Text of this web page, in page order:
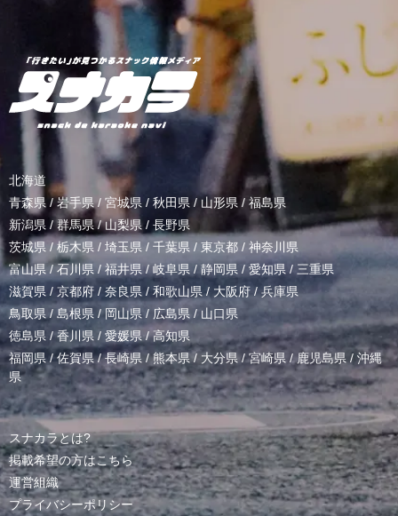
北海道
青森県 / 岩手県/ 宮城県 / 秋田県 / 山形県/ 福島県
新潟県 /群馬県/山梨県 / 長野県
茨城県 / 栃木県 / 埼玉県 / 千葉県 / 東京都 / 神奈川県
富山県 /石川県/福井県/岐阜県 / 静岡県 / 愛知県 / 三重県
滋賀県 / 京都府 / 奈良県 / 和歌山県/ 大阪府 /兵庫県
鳥取県/ 島根県 /岡山県/ 広島県 / 山口県
徳島県 /香川県 / 愛媛県/高知県
福岡県/佐賀県/長崎県 /熊本県/ 大分県/宮崎県 /鹿児島県 / 沖縄
県
スナカラとは?
掲載希望の方はこちら
運営組織
プライバシーポリシー